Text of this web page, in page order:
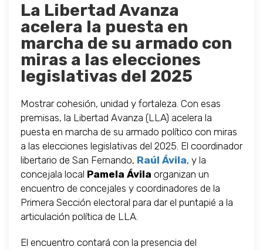
La Libertad Avanza
acelera la puesta en
marcha de su armado con
miras a las elecciones
legislativas del 2025
Mostrar cohesión, unidad y fortaleza. Con esas
premisas, la Libertad Avanza (LLA) acelera la
puesta en marcha de su armado político con miras
a las elecciones legislativas del 2025. El coordinador
libertario de San Fernando, Raúl Ávila, y la
concejala local Pamela Ávila organizan un
encuentro de concejales y coordinadores de la
Primera Sección electoral para dar el puntapié a la
articulación política de LLA.
El encuentro contará con la presencia del